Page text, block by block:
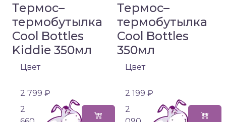
Термос–
термобутылка
Cool Bottles
Kiddie 350мл
Цвет
2 799 ₽
2
Термос–
термобутылка
Cool Bottles
350мл
Цвет
2 199 ₽
2